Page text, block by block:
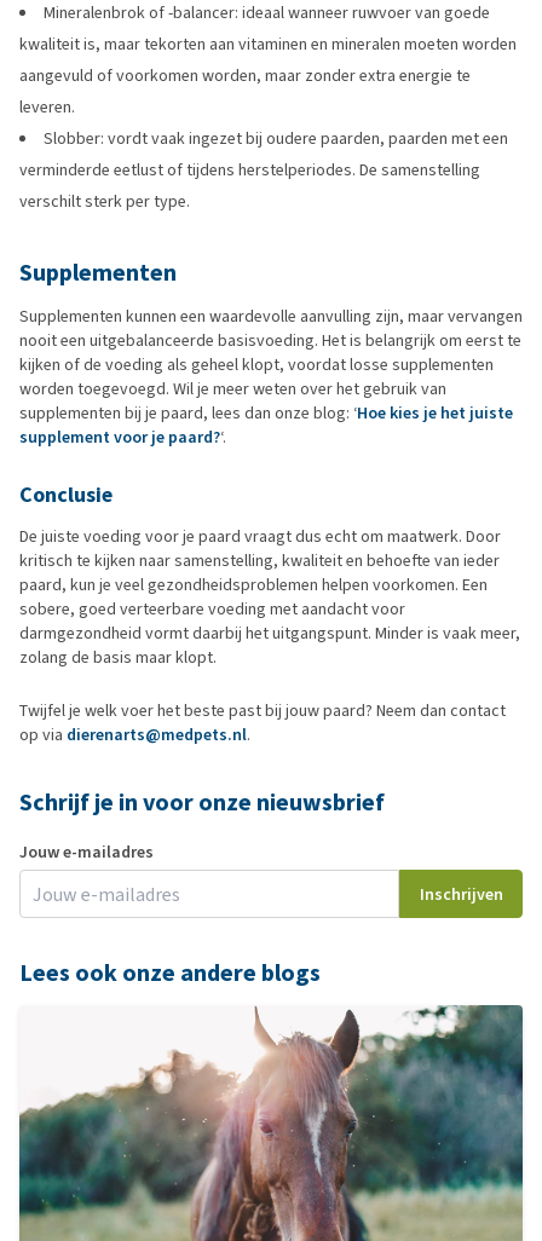
Mineralenbrok of -balancer: ideaal wanneer ruwvoer van goede
kwaliteit is, maar tekorten aan vitaminen en mineralen moeten worden
aangevuld of voorkomen worden, maar zonder extra energie te
leveren.
Slobber: vordt vaak ingezet bij oudere paarden, paarden met een
verminderde eetlust of tijdens herstelperiodes. De samenstelling
verschilt sterk per type.
Supplementen
Supplementen kunnen een waardevolle aanvulling zijn, maar vervangen
nooit een uitgebalanceerde basisvoeding. Het is belangrijk om eerst te
kijken of de voeding als geheel klopt, voordat losse supplementen
worden toegevoegd. Wil je meer weten over het gebruik van
supplementen bij je paard, lees dan onze blog: ‘Hoe kies je het juiste
supplement voor je paard?‘.
Conclusie
De juiste voeding voor je paard vraagt dus echt om maatwerk. Door
kritisch te kijken naar samenstelling, kwaliteit en behoefte van ieder
paard, kun je veel gezondheidsproblemen helpen voorkomen. Een
sobere, goed verteerbare voeding met aandacht voor
darmgezondheid vormt daarbij het uitgangspunt. Minder is vaak meer,
zolang de basis maar klopt.
Twijfel je welk voer het beste past bij jouw paard? Neem dan contact
op via dierenarts@medpets.nl.
Schrijf je in voor onze nieuwsbrief
Jouw e-mailadres
Inschrijven
Lees ook onze andere blogs